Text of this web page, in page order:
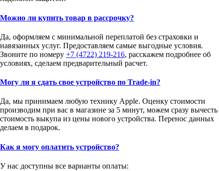
Можно ли купить товар в рассрочку?
Да, оформляем с минимальной переплатой без страховки и
навязанных услуг. Предоставляем самые выгодные условия.
Звоните по номеру +7 (4722) 219-216, расскажем подробнее об
условиях, сделаем предварительный расчет.
Могу ли я сдать свое устройство по Trade-in?
Да, мы принимаем любую технику Apple. Оценку стоимости
производим при вас в магазине за 5 минут, можем сразу вычесть
стоимость выкупа из цены нового устройства. Перенос данных
делаем в подарок.
Как я могу оплатить устройство?
У нас доступны все варианты оплаты: